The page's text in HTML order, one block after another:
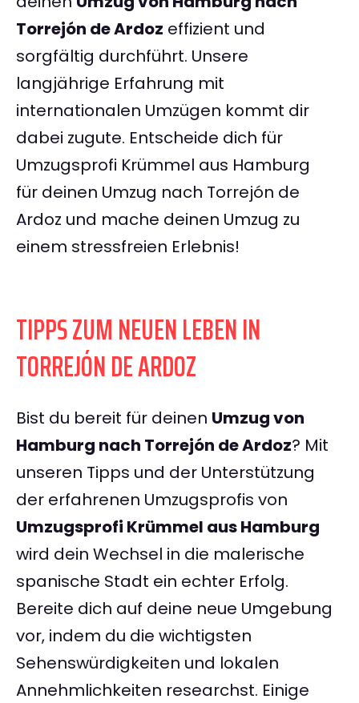
Torrejón de Ardoz effizient und
sorgfältig durchführt. Unsere
langjährige Erfahrung mit
internationalen Umzügen kommt dir
dabei zugute. Entscheide dich für
Umzugsprofi Krümmel aus Hamburg
für deinen Umzug nach Torrejón de
Ardoz und mache deinen Umzug zu
einem stressfreien Erlebnis!
TIPPS ZUM NEUEN LEBEN IN
TORREJÓN DE ARDOZ
Bist du bereit für deinen Umzug von
Hamburg nach Torrejón de Ardoz? Mit
unseren Tipps und der Unterstützung
der erfahrenen Umzugsprofis von
Umzugsprofi Krümmel aus Hamburg
wird dein Wechsel in die malerische
spanische Stadt ein echter Erfolg.
Bereite dich auf deine neue Umgebung
vor, indem du die wichtigsten
Sehenswürdigkeiten und lokalen
Annehmlichkeiten researchst. Einige